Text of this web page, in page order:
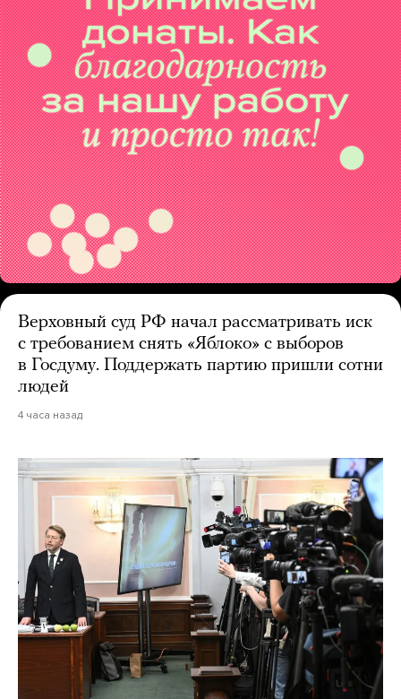
Верховный суд РФ начал рассматривать иск
с требованием снять «Яблоко» с выборов
в Госдуму. Поддержать партию пришли сотни
людей
4 часа назад